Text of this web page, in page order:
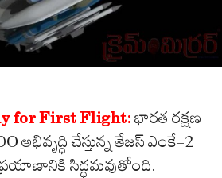
for First Flight: భారత రక్షణ
అభివృద్ధి చేస్తున్న తేజస్‌ ఎంకే-2
సిద్ధమవుతోంది.